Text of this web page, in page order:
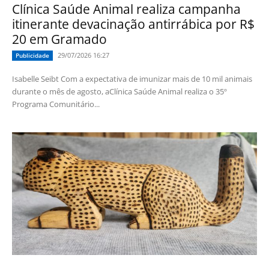
Clínica Saúde Animal realiza campanha
itinerante devacinação antirrábica por R$
20 em Gramado
Publicidade 29/07/2026 16:27
Isabelle Seibt Com a expectativa de imunizar mais de 10 mil animais
durante o mês de agosto, aClínica Saúde Animal realiza o 35º
Programa Comunitário...